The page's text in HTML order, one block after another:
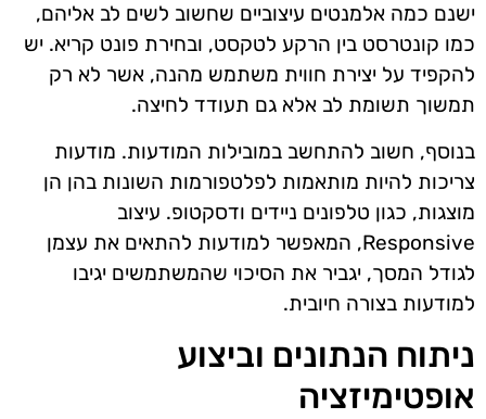
ישנם כמה אלמנטים עיצוביים שחשוב לשים לב אליהם,
כמו קונטרסט בין הרקע לטקסט, ובחירת פונט קריא. יש
להקפיד על יצירת חווית משתמש מהנה, אשר לא רק
תמשוך תשומת לב אלא גם תעודד לחיצה.
בנוסף, חשוב להתחשב במובילות המודעות. מודעות
צריכות להיות מותאמות לפלטפורמות השונות בהן הן
מוצגות, כגון טלפונים ניידים ודסקטופ. עיצוב
Responsive, המאפשר למודעות להתאים את עצמן
לגודל המסך, יגביר את הסיכוי שהמשתמשים יגיבו
למודעות בצורה חיובית.
ניתוח הנתונים וביצוע
אופטימיזציה